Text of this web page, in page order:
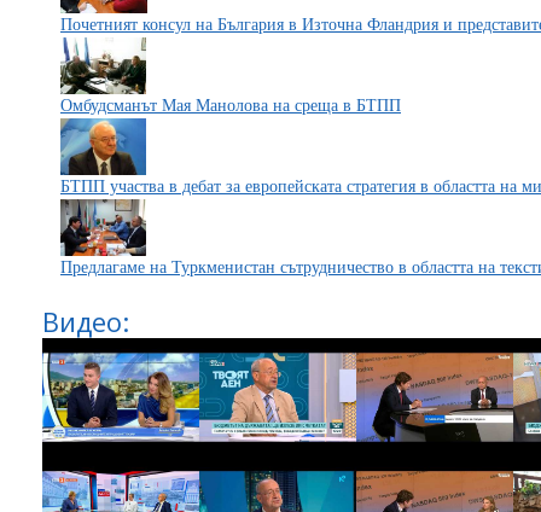
Почетният консул на България в Източна Фландрия и
Омбудсманът Мая Манолова на среща в БТПП
БТПП участва в дебат за европейската стратегия в областта на
Предлагаме на Туркменистан сътрудничество в областта на
Видео: